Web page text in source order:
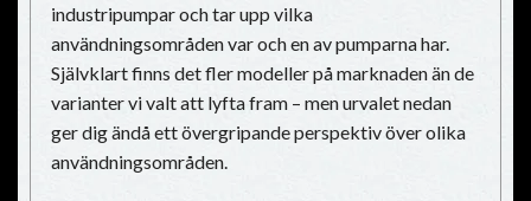
industripumpar och tar upp vilka
användningsområden var och en av pumparna har.
Självklart finns det fler modeller på marknaden än de
varianter vi valt att lyfta fram – men urvalet nedan
ger dig ändå ett övergripande perspektiv över olika
användningsområden.